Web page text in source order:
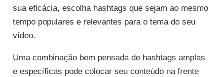
sua eficácia, escolha hashtags que sejam ao mesmo
tempo populares e relevantes para o tema do seu
vídeo.
Uma combinação bem pensada de hashtags amplas
e específicas pode colocar seu conteúdo na frente